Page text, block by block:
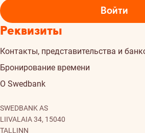
Войти
Реквизиты
Контакты, представительства и
Бронирование времени
О Swedbank
SWEDBANK AS
LIIVALAIA 34, 15040
TALLINN